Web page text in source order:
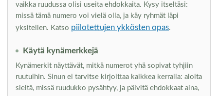
vaikka ruudussa olisi useita ehdokkaita. Kysy itseltäsi:
missä tämä numero voi vielä olla, ja käy ryhmät läpi
yksitellen. Katso piilotettujen ykkösten opas.
Käytä kynämerkkejä
Kynämerkit näyttävät, mitkä numerot yhä sopivat tyhjiin
ruutuihin. Sinun ei tarvitse kirjoittaa kaikkea kerralla: aloita
sieltä, missä ruudukko pysähtyy, ja päivitä ehdokkaat aina,